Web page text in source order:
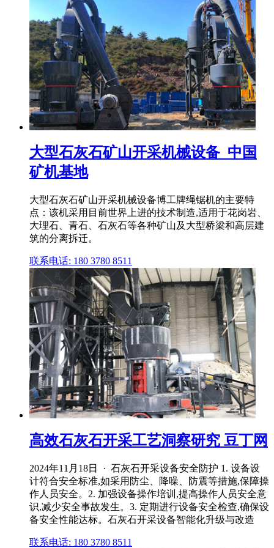
大型石灰石矿山开采机械设备_中国
矿机基地
大型石灰石矿山开采机械设备博工牌绳锯机的主要特
点：该机采用目前世界上进的技术制造,适用于花岗岩、
大理石、青石、石灰石等各种矿山及大型桥梁和高层建
筑的分离拆迁。
联系电话: 180 3780 8511
高效石灰石开采工艺洞察研究 豆丁网
2024年11月18日 · 石灰石开采设备安全防护 1. 设备设
计符合安全标准,如采用防尘、降噪、防震等措施,保障操
作人员安全。2. 加强设备操作培训,提高操作人员安全意
识,减少安全事故发生。3. 定期进行设备安全检查,确保设
备安全性能达标。石灰石开采设备智能化升级与改造
联系电话: 180 3780 8511